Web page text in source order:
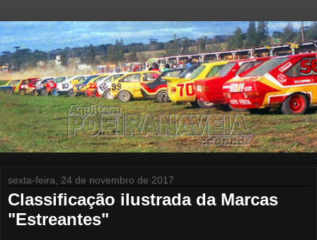
sexta-feira, 24 de novembro de 2017
Classificação ilustrada da Marcas
"Estreantes"